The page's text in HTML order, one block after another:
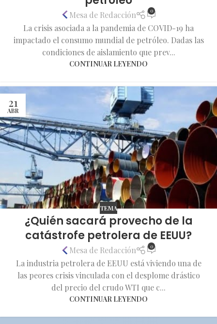
Mesa de Redacción 0
La crisis asociada a la pandemia de COVID-19 ha
impactado el consumo mundial de petróleo. Dadas las
condiciones de aislamiento que prev...
CONTINUAR LEYENDO
21
ABR
TEMA
¿Quién sacará provecho de la
catástrofe petrolera de EEUU?
Mesa de Redacción 0
La industria petrolera de EEUU está viviendo una de
las peores crisis vinculada con el desplome drástico
del precio del crudo WTI que c...
CONTINUAR LEYENDO